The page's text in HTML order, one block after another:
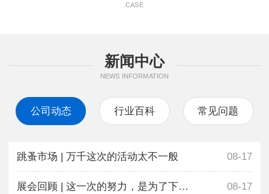
CASE
新闻中心
NEWS INFORMATION
公司动态 行业百科 常见问题
跳蚤市场 | 万千这次的活动太不一般 08-17
展会回顾 | 这一次的努力，是为了下一次更好地相遇 08-17